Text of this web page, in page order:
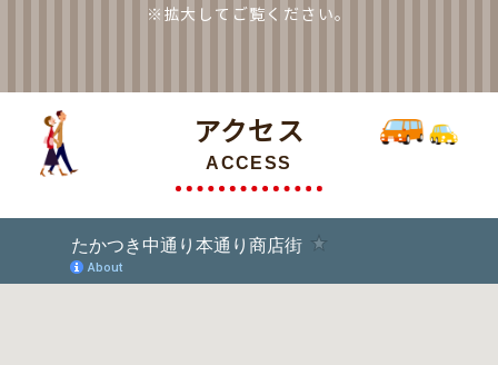
※拡大してご覧ください。
アクセス
ACCESS